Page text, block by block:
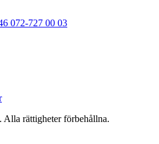
072-727 00 03
Alla rättigheter förbehållna.